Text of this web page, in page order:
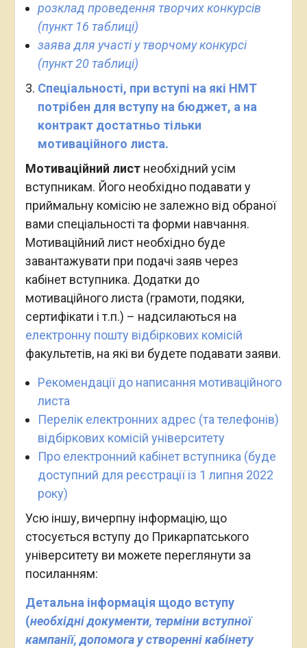
розклад проведення творчих конкурсів
(пункт 16 таблиці)
заява для участі у творчому конкурсі
(пункт 20 таблиці)
Спеціальності, при вступі на які НМТ
потрібен для вступу на бюджет, а на
контракт достатньо тільки
мотиваційного листа.
Мотиваційний листнеобхідний усім
вступникам. Його необхідно подавати у
приймальну комісію не залежно від обраної
вами спеціальності та форми навчання.
Мотиваційний лист необхідно буде
завантажувати при подачі заяв через
кабінет вступника. Додатки до
мотиваційного листа (грамоти, подяки,
сертифікати і т.п.) – надсилаються на
електронну пошту відбіркових комісій
факультетів, на які ви будете подавати заяви.
Рекомендації до написання мотиваційного
листа
Перелік електронних адрес (та телефонів)
відбіркових комісій університету
Про електронний кабінет вступника (буде
доступний для реєстрації із 1 липня 2022
року)
Усю іншу, вичерпну інформацію, що
стосується вступу до Прикарпатського
університету ви можете переглянути за
посиланням:
Детальна інформація щодо вступу
(необхідні документи, терміни вступної
кампанії, допомога у створенні кабінету